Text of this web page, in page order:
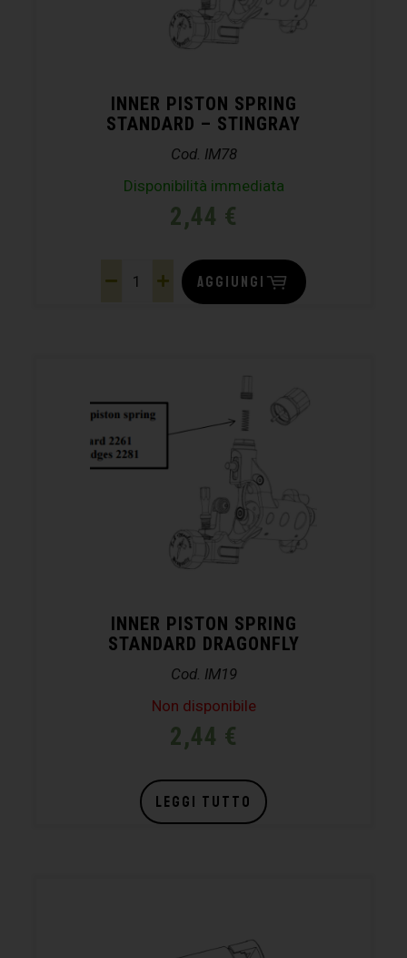
INNER PISTON SPRING
STANDARD – STINGRAY
Cod. IM78
Disponibilità immediata
2,44 €
AGGIUNGI
INNER PISTON SPRING
STANDARD DRAGONFLY
Cod. IM19
Non disponibile
2,44 €
LEGGI TUTTO